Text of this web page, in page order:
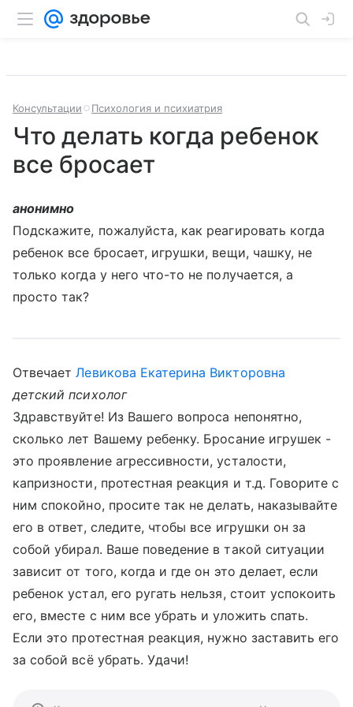
Консультации Психология и психиатрия
Что делать когда ребенок
все бросает
анонимно
Подскажите, пожалуйста, как реагировать когда
ребенок все бросает, игрушки, вещи, чашку, не
только когда у него что-то не получается, а
просто так?
ОтвечаетЛевикова Екатерина Викторовна
детский психолог
Здравствуйте! Из Вашего вопроса непонятно,
сколько лет Вашему ребенку. Бросание игрушек -
это проявление агрессивности, усталости,
капризности, протестная реакция и т.д. Говорите с
ним спокойно, просите так не делать, наказывайте
его в ответ, следите, чтобы все игрушки он за
собой убирал. Ваше поведение в такой ситуации
зависит от того, когда и где он это делает, если
ребенок устал, его ругать нельзя, стоит успокоить
его, вместе с ним все убрать и уложить спать.
Если это протестная реакция, нужно заставить его
за собой всё убрать. Удачи!